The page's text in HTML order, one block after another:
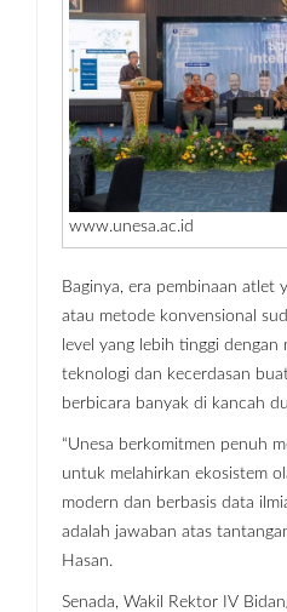
www.unesa.ac.id
Baginya, era pembinaan atlet
atau metode konvensional
level yang lebih tinggi dengan
teknologi dan kecerdasan
berbicara banyak di kancah
“Unesa berkomitmen penuh
untuk melahirkan ekosistem
modern dan berbasis data
adalah jawaban atas
Hasan.
Senada, Wakil Rektor IV